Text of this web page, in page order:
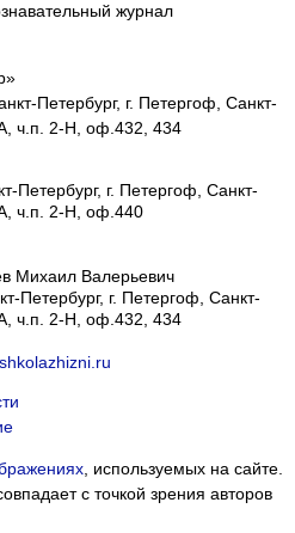
журнал
Петербург, г. Петергоф, Санкт-
ч.п. 2-Н, оф.432, 434
Петербург, г. Петергоф, Санкт-
ч.п. 2-Н, оф.440
Михаил Валерьевич
Петербург, г. Петергоф, Санкт-
ч.п. 2-Н, оф.432, 434
, используемых на сайте.
с точкой зрения авторов